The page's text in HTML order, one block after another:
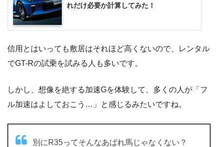
れだけ必要か計算してみた！
信用とはいっても敷居はそれほど高くないので、レンタル
でGT-Rの試乗を試みる人も多いです。
しかし、想像を絶する加速Gを体験して、多くの人が「フ
ル加速はよしておこう…」と感じるみたいですね。
別にR35ってそんなあばれ馬じゃなくない？